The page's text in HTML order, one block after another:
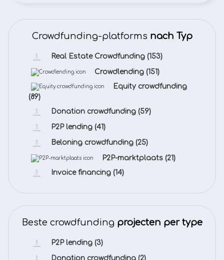
Crowdfunding-platforms nach Typ
Real Estate Crowdfunding (153)
Crowdlending (151)
Equity crowdfunding
(89)
Donation crowdfunding (59)
P2P lending (41)
Beloning crowdfunding (25)
P2P-marktplaats (21)
Invoice financing (14)
Beste crowdfunding projecten per type
P2P lending (3)
Donation crowdfunding (2)